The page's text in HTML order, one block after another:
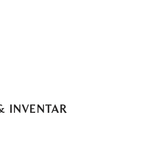
INVENTAR